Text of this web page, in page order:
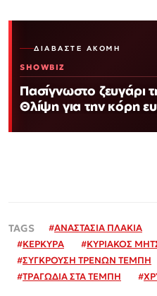
ΔΙΑΒΆΣΤΕ ΑΚΌΜΗ
SHOWBIZ
Πασίγνωστο ζευγάρι
Θλίψη για την κόρη
#ΑΝΑΣΤΑΣΙΑ ΠΛΑΚΙΑ
#ΚΕΡΚΥΡΑ #ΚΥΡΙΑΚΟΣ
#ΣΥΓΚΡΟΥΣΗ ΤΡΕΝΩΝ ΤΕΜΠΗ
#ΤΡΑΓΩΔΙΑ ΣΤΑ ΤΕΜΠΗ #